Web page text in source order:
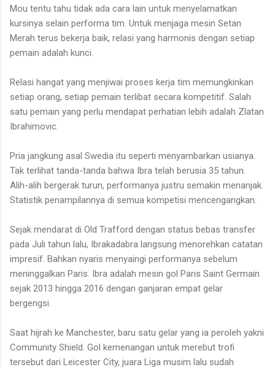
Mou tentu tahu tidak ada cara lain untuk menyelamatkan
kursinya selain performa tim. Untuk menjaga mesin Setan
Merah terus bekerja baik, relasi yang harmonis dengan setiap
pemain adalah kunci.
Relasi hangat yang menjiwai proses kerja tim memungkinkan
setiap orang, setiap pemain terlibat secara kompetitif. Salah
satu pemain yang perlu mendapat perhatian lebih adalah Zlatan
Ibrahimovic.
Pria jangkung asal Swedia itu seperti menyambarkan usianya.
Tak terlihat tanda-tanda bahwa Ibra telah berusia 35 tahun.
Alih-alih bergerak turun, performanya justru semakin menanjak.
Statistik penampilannya di semua kompetisi mencengangkan.
Sejak mendarat di Old Trafford dengan status bebas transfer
pada Juli tahun lalu, Ibrakadabra langsung menorehkan catatan
impresif. Bahkan nyaris menyaingi performanya sebelum
meninggalkan Paris. Ibra adalah mesin gol Paris Saint Germain
sejak 2013 hingga 2016 dengan ganjaran empat gelar
bergengsi.
Saat hijrah ke Manchester, baru satu gelar yang ia peroleh yakni
Community Shield. Gol kemenangan untuk merebut trofi
tersebut dari Leicester City, juara Liga musim lalu sudah